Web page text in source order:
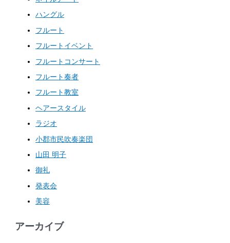
ハングル
フルート
フルートイベント
フルートコンサート
フルート奏者
フルート教室
ヘアースタイル
ラジオ
小郡市民吹奏楽団
山田 明子
御礼
発表会
美容
アーカイブ